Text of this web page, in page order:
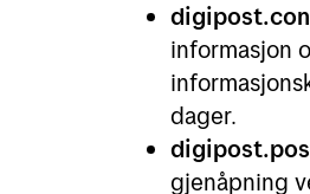
informasjon
dager.
gjenåpning